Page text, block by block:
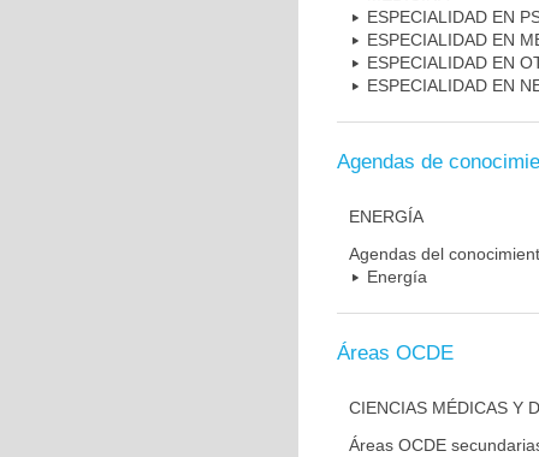
ESPECIALIDAD EN
ESPECIALIDAD EN
ESPECIALIDAD EN
ESPECIALIDAD EN
Agendas de
ENERGÍA
Agendas del
Energía
Áreas OCDE
CIENCIAS MÉDICAS Y
Áreas OCDE